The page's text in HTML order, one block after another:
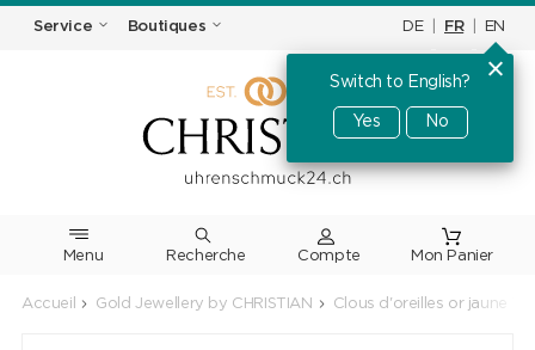
Service Boutiques DE FR EN
Switch to English?
Yes No
Menu Recherche
Accueil Gold Jewellery by CHRISTIAN Clous d'oreilles or jaune